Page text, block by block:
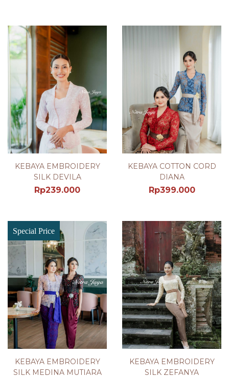
KEBAYA EMBROIDERY
SILK DEVILA
Rp239.000
KEBAYA COTTON CORD
DIANA
Rp399.000
Special Price
KEBAYA EMBROIDERY
SILK MEDINA MUTIARA
KEBAYA EMBROIDERY
SILK ZEFANYA